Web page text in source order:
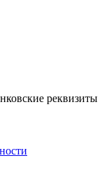
реквизиты